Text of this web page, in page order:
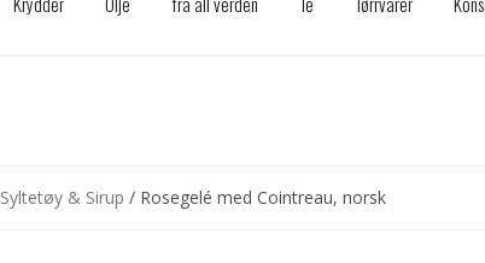
Syltetøy & Sirup / Rosegelé med Cointreau, norsk